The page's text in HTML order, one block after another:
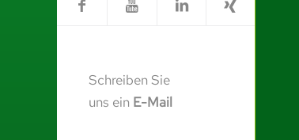
Schreiben Sie
uns ein E-Mail